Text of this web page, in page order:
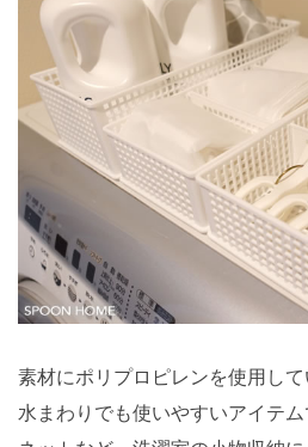
素材にポリプロピレンを使用して
水まわりでも使いやすいアイテ